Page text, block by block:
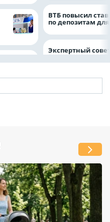
ВТБ повысил
по депозитам
Экспертный